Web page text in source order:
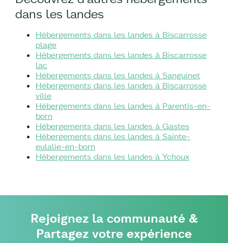
dans les landes
Hébergements dans les landes à Biscarrosse
plage
Hébergements dans les landes à Biscarrosse
lac
Hébergements dans les landes à Sanguinet
Hébergements dans les landes à Biscarrosse
ville
Hébergements dans les landes à Parentis-en-
born
Hébergements dans les landes à Gastes
Hébergements dans les landes à Sainte-
eulalie-en-born
Hébergements dans les landes à Ychoux
Rejoignez la communauté &
Partagez votre expérience